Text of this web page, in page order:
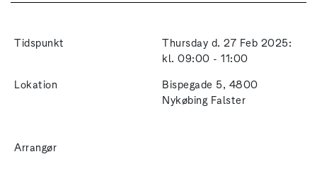
Tidspunkt
Thursday d. 27 Feb 2025:
kl. 09:00 - 11:00
Lokation
Bispegade 5, 4800
Nykøbing Falster
Arrangør